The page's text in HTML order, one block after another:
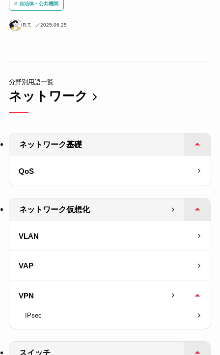
自治体・公共機関
R.T. 2025.06.25
分野別用語一覧
ネットワーク
ネットワーク基礎
QoS
ネットワーク仮想化
VLAN
VAP
VPN
IPsec
スイッチ